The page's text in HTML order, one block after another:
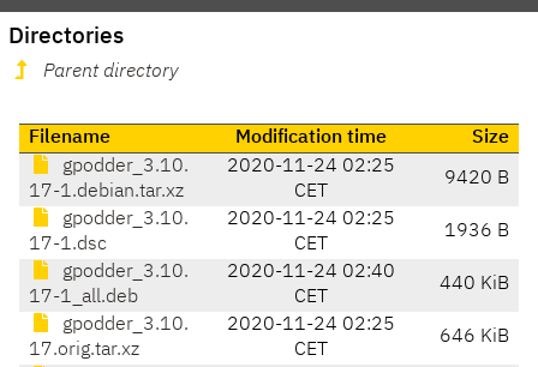
Directories
Parent directory
Filename Modification time
Size
gpodder_3.10.
17-1.debian.tar.xz
2020-11-24 02:25
CET
9420 B
gpodder_3.10.
17-1.dsc
2020-11-24 02:25
CET
1936 B
gpodder_3.10.
17-1_all.deb
2020-11-24 02:40
CET
440 KiB
gpodder_3.10.
17.orig.tar.xz
2020-11-24 02:25
CET
646 KiB